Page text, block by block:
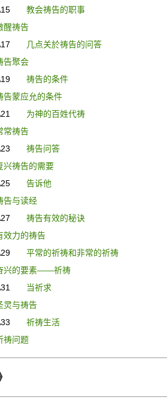
教会祷告的职事
醒祷告
几点关於祷告的问答
告聚会
祷告的条件
告蒙应允的条件
为神的百姓代祷
常祷告
祷告问答
兴祷告的需要
告诉他
告与读经
祷告有效的秘诀
效力的祷告
平常的祈祷和非常的祈祷
兴的要素——祈祷
当祈求
灵与祷告
祈祷生活
祷问题